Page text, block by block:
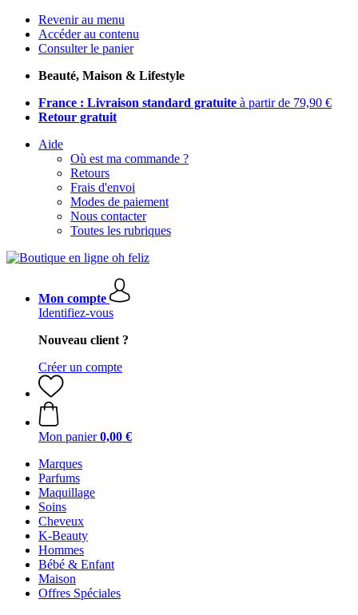
Revenir au menu
Accéder au contenu
Consulter le panier
Beauté, Maison & Lifestyle
France : Livraison standard gratuite à partir de 79,90 €
Retour gratuit
Aide
Où est ma commande ?
Retours
Frais d'envoi
Modes de paiement
Nous contacter
Toutes les rubriques
Mon compte
Identifiez-vous
Nouveau client ?
Créer un compte
Mon panier 0,00 €
Marques
Parfums
Maquillage
Soins
Cheveux
K-Beauty
Hommes
Bébé & Enfant
Maison
Offres Spéciales